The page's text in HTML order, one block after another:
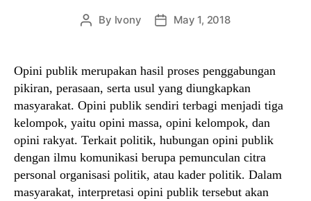
Post
By Ivony
PostMay 1, 2018
Opini publik merupakan hasil proses penggabungan
pikiran, perasaan, serta usul yang diungkapkan
masyarakat. Opini publik sendiri terbagi menjadi tiga
kelompok, yaitu opini massa, opini kelompok, dan
opini rakyat. Terkait politik, hubungan opini publik
dengan ilmu komunikasi berupa pemunculan citra
personal organisasi politik, atau kader politik. Dalam
masyarakat, interpretasi opini publik tersebut akan